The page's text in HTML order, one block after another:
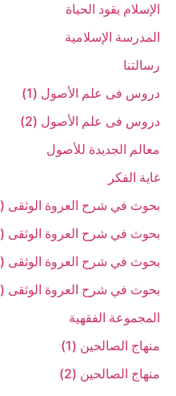
الإسلام یقود الحیاة
المدرسة الإسلامیة
رسالتنا
دروس فی علم الأصول (1)
دروس فی علم الأصول (2)
معالم الجدیدة للأصول
غایة الفکر
بحوث في شرح العروة الوثقی (۱)
بحوث في شرح العروة الوثقی (2)
بحوث في شرح العروة الوثقی (۳)
بحوث في شرح العروة الوثقی (4)
المجموعة الفقهیة
منهاج الصالحین (1)
منهاج الصالحین (2)